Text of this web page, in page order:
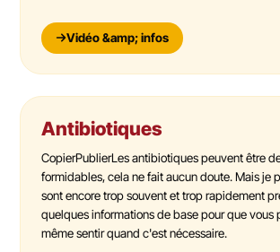
Vidéo &amp; infos
Antibiotiques
CopierPublierLes antibiotiques peuvent être
formidables, cela ne fait aucun doute. Mais je
sont encore trop souvent et trop rapidement
quelques informations de base pour que vous
même sentir quand c'est nécessaire.